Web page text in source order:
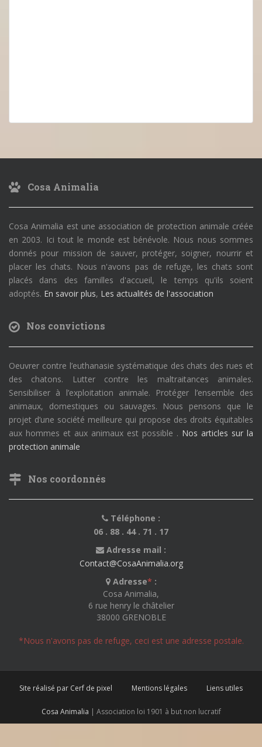
Cosa Animalia
Cosa Animalia est une association de protection animale créée
en 2003. Ici tout le monde est bénévole. Nous nous sommes
donnés pour mission de sauver, protéger, soigner, nourrir et
placer les chats. Nous n'avons pas de refuge, les chats sont
placés dans des familles d'accueil, le temps qu'ils soient
adoptés. En savoir plus, Les actualités de l'association
Nos convictions
Oeuvrer contre l’euthanasie systématique des chats des rues et
des chatons. Lutter contre les maltraitances animales.
Sensibiliser à l’exploitation animale. Protéger l’ensemble des
animaux, domestiques ou sauvages. Nous pensons que le
projet d’une société meilleure qui propose des droits équitables
aux hommes et aux animaux est possible . Nos articles sur la
protection animale
Nos coordonnés
Téléphone :
06 . 88 . 44 . 71 . 17
Adresse mail :
Contact@CosaAnimalia.org
Adresse* :
Cosa Animalia,
6 rue henry le châtelier
38000 GRENOBLE
*Nous n'avons pas de refuge, ceci est une adresse postale.
Site réalisé par Cerf de pixel Mentions légales Liens utiles
Cosa Animalia | Association loi 1901 à but non lucratif